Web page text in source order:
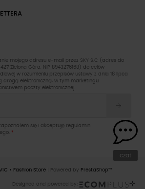
mojego adresu e-mail przez SKY S.C (adres do
Zielona Góra, NIP 8943276168) do celów
w rozumieniu przepisów ustawy z dnia 18 lipca
drogą elektroniczną, w tym marketingu
poczty elektronicznej.
się i akceptuję regulamin
*
czat
• Fashion Store| Powered by PrestaShop™
Designed and powered by: